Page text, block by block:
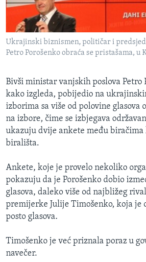
MAGAZIN
O GLASU AMERIKE
Learning English
PRATITE NAS
Jezici
Ukrajinski biznismen, političar i
Petro Porošenko obraća se pristašama, u
Bivši ministar vanjskih poslova Petro
kako izgleda, pobijedio na
izborima sa više od polovine glasova
na izbore, čime se izbjegava
ukazuju dvije ankete među
birališta.
Ankete, koje je provelo nekoliko
pokazuju da je Porošenko dobio
glasova, daleko više od najbližeg
premijerke Julije Timošenko, koja je
posto glasova.
Timošenko je već priznala poraz u
navečer.